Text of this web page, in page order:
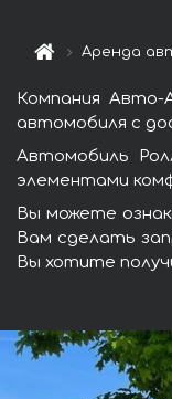
Аренда
Компания Авто-
автомобиля с
Автомобиль
элементами
Вы можете
Вам сделать
Вы хотите